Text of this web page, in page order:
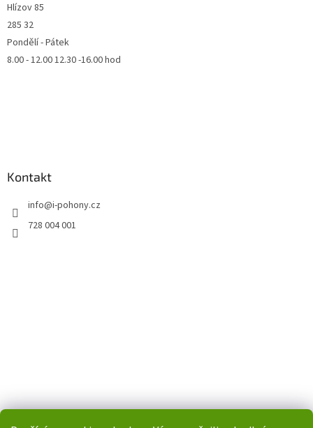
Hlízov 85
285 32
Pondělí - Pátek
8.00 - 12.00 12.30 -16.00 hod
Kontakt
info@i-pohony.cz
728 004 001